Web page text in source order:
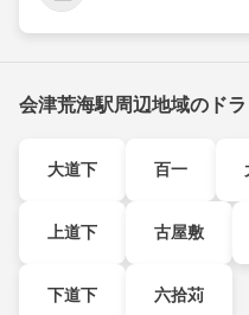
会津荒海駅周辺地域のド
大道下 百一
上道下 古屋敷
下道下 六拾苅